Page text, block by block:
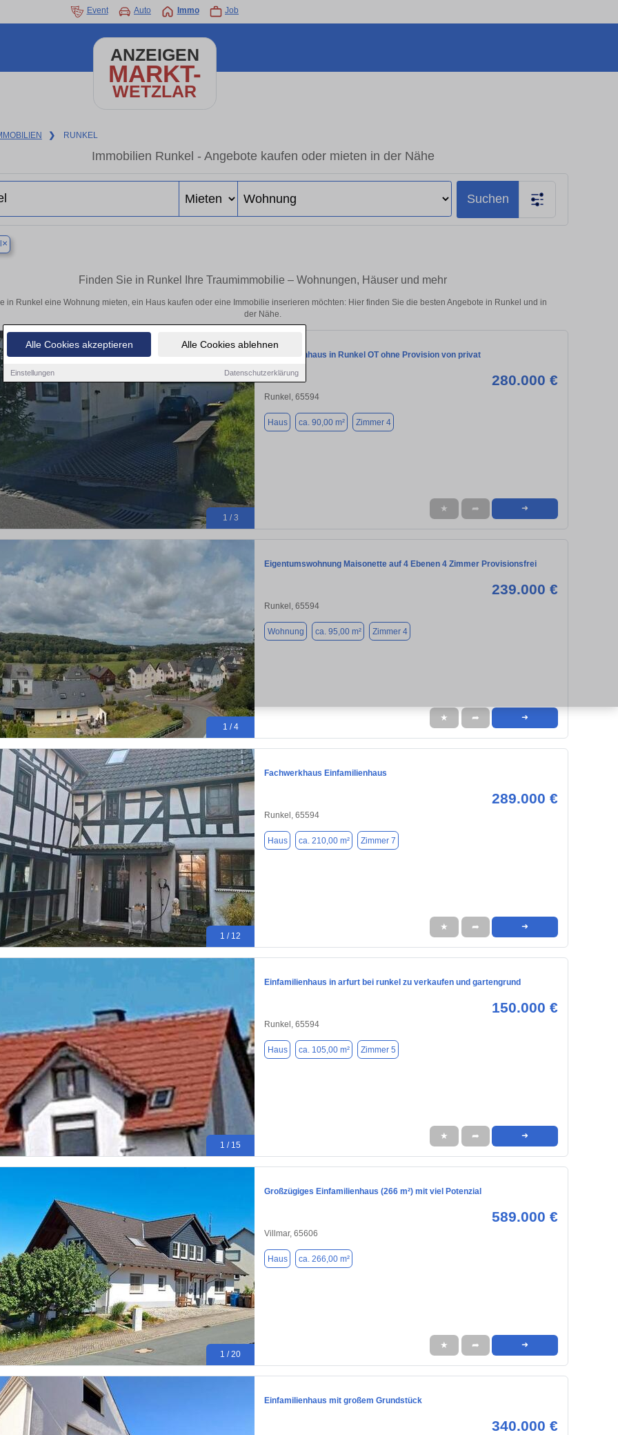
Alle Cookies akzeptieren Alle Cookies ablehnen
Einstellungen Datenschutzerklärung
Event Auto Immo Job
ANZEIGEN
MARKT-
WETZLAR
❯ RUNKEL
Immobilien Runkel - Angebote kaufen oder mieten in der Nähe
Suchen
×
Finden Sie in Runkel Ihre Traumimmobilie – Wohnungen, Häuser und mehr
in Runkel eine Wohnung mieten, ein Haus kaufen oder eine Immobilie inserieren möchten: Hier finden Sie die besten Angebote in Runkel und in
der Nähe.
1 / 3
Einfamilienhaus in Runkel OT ohne Provision von privat
280.000 €
Runkel, 65594
Haus ca. 90,00 m² Zimmer 4
★ ➦ ➜
1 / 4
Eigentumswohnung Maisonette auf 4 Ebenen 4 Zimmer Provisionsfrei
239.000 €
Runkel, 65594
Wohnung ca. 95,00 m² Zimmer 4
★ ➦ ➜
1 / 12
Fachwerkhaus Einfamilienhaus
289.000 €
Runkel, 65594
Haus ca. 210,00 m² Zimmer 7
★ ➦ ➜
1 / 15
Einfamilienhaus in arfurt bei runkel zu verkaufen und gartengrund
150.000 €
Runkel, 65594
Haus ca. 105,00 m² Zimmer 5
★ ➦ ➜
1 / 20
Großzügiges Einfamilienhaus (266 m²) mit viel Potenzial
589.000 €
Villmar, 65606
Haus ca. 266,00 m²
★ ➦ ➜
Einfamilienhaus mit großem Grundstück
340.000 €